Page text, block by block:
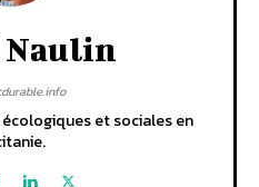
Naulin
et sociales en